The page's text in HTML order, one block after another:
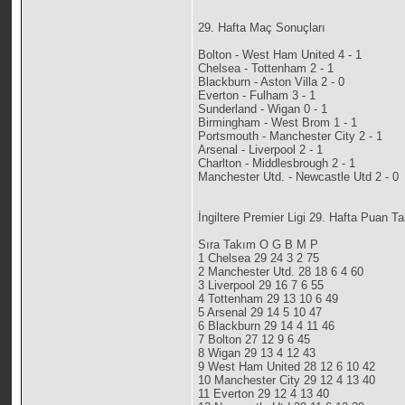
29. Hafta Maç Sonuçları
Bolton - West Ham United 4 - 1
Chelsea - Tottenham 2 - 1
Blackburn - Aston Villa 2 - 0
Everton - Fulham 3 - 1
Sunderland - Wigan 0 - 1
Birmingham - West Brom 1 - 1
Portsmouth - Manchester City 2 - 1
Arsenal - Liverpool 2 - 1
Charlton - Middlesbrough 2 - 1
Manchester Utd. - Newcastle Utd 2 - 0
İngiltere Premier Ligi 29. Hafta Puan
Sıra Takım O G B M P
1 Chelsea 29 24 3 2 75
2 Manchester Utd. 28 18 6 4 60
3 Liverpool 29 16 7 6 55
4 Tottenham 29 13 10 6 49
5 Arsenal 29 14 5 10 47
6 Blackburn 29 14 4 11 46
7 Bolton 27 12 9 6 45
8 Wigan 29 13 4 12 43
9 West Ham United 28 12 6 10 42
10 Manchester City 29 12 4 13 40
11 Everton 29 12 4 13 40